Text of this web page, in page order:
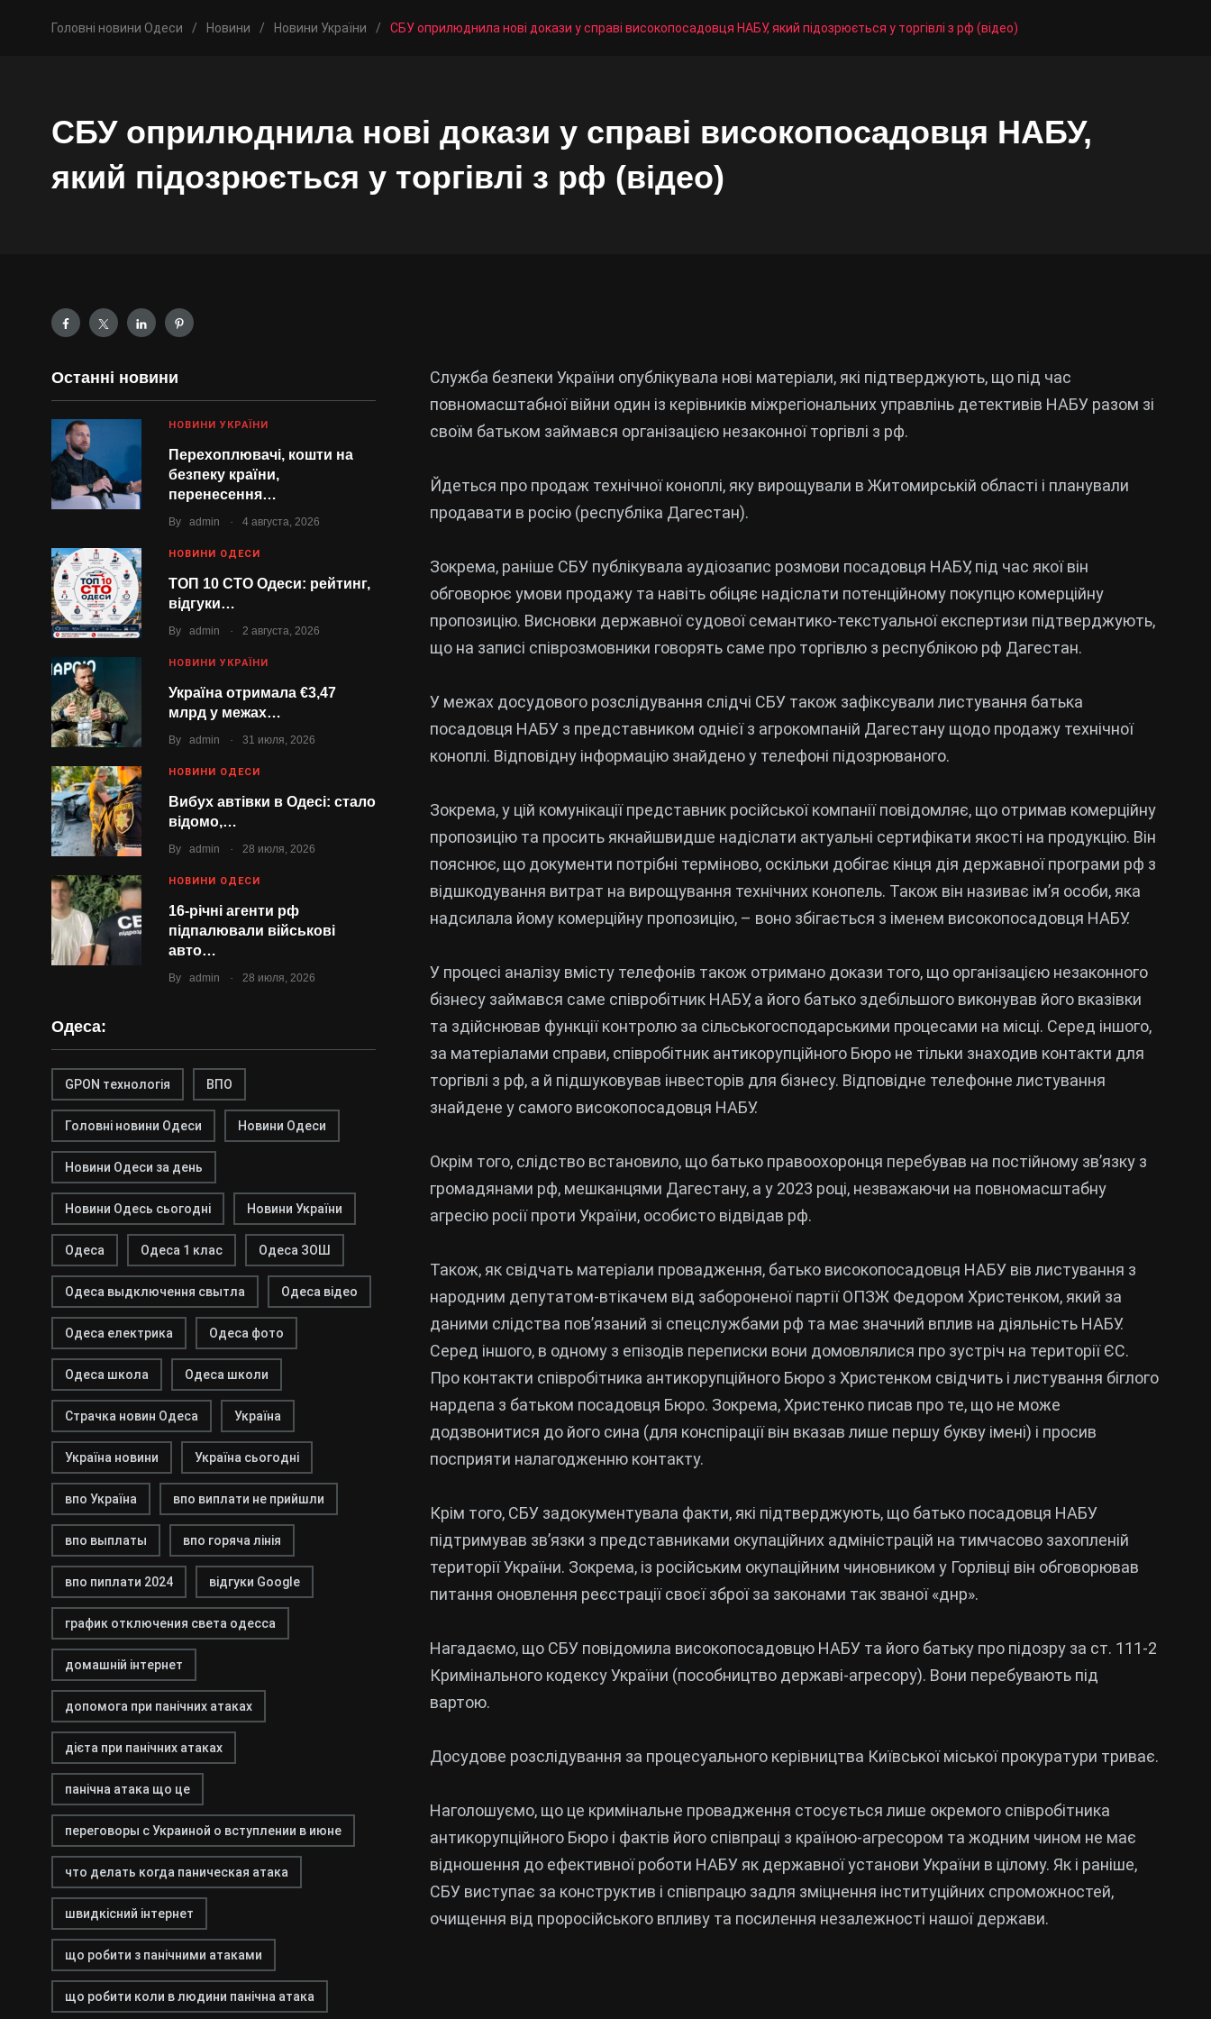
Головні новини Одеси / Новини / Новини України / СБУ оприлюднила нові докази у справі високопосадовця НАБУ, який підозрюється у торгівлі з рф (відео)
СБУ оприлюднила нові докази у справі високопосадовця НАБУ,
який підозрюється у торгівлі з рф (відео)
Останні новини
НОВИНИ УКРАЇНИ
Перехоплювачі, кошти на
безпеку країни,
перенесення…
By admin . 4 августа, 2026
НОВИНИ ОДЕСИ
ТОП 10 СТО Одеси: рейтинг,
відгуки…
By admin . 2 августа, 2026
НОВИНИ УКРАЇНИ
Україна отримала €3,47
млрд у межах…
By admin . 31 июля, 2026
НОВИНИ ОДЕСИ
Вибух автівки в Одесі: стало
відомо,…
By admin . 28 июля, 2026
НОВИНИ ОДЕСИ
16-річні агенти рф
підпалювали військові
авто…
By admin . 28 июля, 2026
Одеса:
GPON технологія ВПО
Головні новини Одеси Новини Одеси
Новини Одеси за день
Новини Одесь сьогодні Новини України
Одеса Одеса 1 клас Одеса ЗОШ
Одеса выдключення свытла Одеса відео
Одеса електрика Одеса фото
Одеса школа Одеса школи
Страчка новин Одеса Україна
Україна новини Україна сьогодні
впо Україна впо виплати не прийшли
впо выплаты впо горяча лінія
впо пиплати 2024 відгуки Google
график отключения света одесса
домашній інтернет
допомога при панічних атаках
дієта при панічних атаках
панічна атака що це
переговоры с Украиной о вступлении в июне
что делать когда паническая атака
швидкісний інтернет
що робити з панічними атаками
що робити коли в людини панічна атака
Служба безпеки України опублікувала нові матеріали, які підтверджують, що під час
повномасштабної війни один із керівників міжрегіональних управлінь детективів НАБУ разом зі
своїм батьком займався організацією незаконної торгівлі з рф.
Йдеться про продаж технічної коноплі, яку вирощували в Житомирській області і планували
продавати в росію (республіка Дагестан).
Зокрема, раніше СБУ публікувала аудіозапис розмови посадовця НАБУ, під час якої він
обговорює умови продажу та навіть обіцяє надіслати потенційному покупцю комерційну
пропозицію. Висновки державної судової семантико-текстуальної експертизи підтверджують,
що на записі співрозмовники говорять саме про торгівлю з республікою рф Дагестан.
У межах досудового розслідування слідчі СБУ також зафіксували листування батька
посадовця НАБУ з представником однієї з агрокомпаній Дагестану щодо продажу технічної
коноплі. Відповідну інформацію знайдено у телефоні підозрюваного.
Зокрема, у цій комунікації представник російської компанії повідомляє, що отримав комерційну
пропозицію та просить якнайшвидше надіслати актуальні сертифікати якості на продукцію. Він
пояснює, що документи потрібні терміново, оскільки добігає кінця дія державної програми рф з
відшкодування витрат на вирощування технічних конопель. Також він називає ім’я особи, яка
надсилала йому комерційну пропозицію, – воно збігається з іменем високопосадовця НАБУ.
У процесі аналізу вмісту телефонів також отримано докази того, що організацією незаконного
бізнесу займався саме співробітник НАБУ, а його батько здебільшого виконував його вказівки
та здійснював функції контролю за сільськогосподарськими процесами на місці. Серед іншого,
за матеріалами справи, співробітник антикорупційного Бюро не тільки знаходив контакти для
торгівлі з рф, а й підшуковував інвесторів для бізнесу. Відповідне телефонне листування
знайдене у самого високопосадовця НАБУ.
Окрім того, слідство встановило, що батько правоохоронця перебував на постійному зв’язку з
громадянами рф, мешканцями Дагестану, а у 2023 році, незважаючи на повномасштабну
агресію росії проти України, особисто відвідав рф.
Також, як свідчать матеріали провадження, батько високопосадовця НАБУ вів листування з
народним депутатом-втікачем від забороненої партії ОПЗЖ Федором Христенком, який за
даними слідства пов’язаний зі спецслужбами рф та має значний вплив на діяльність НАБУ.
Серед іншого, в одному з епізодів переписки вони домовлялися про зустріч на території ЄС.
Про контакти співробітника антикорупційного Бюро з Христенком свідчить і листування біглого
нардепа з батьком посадовця Бюро. Зокрема, Христенко писав про те, що не може
додзвонитися до його сина (для конспірації він вказав лише першу букву імені) і просив
посприяти налагодженню контакту.
Крім того, СБУ задокументувала факти, які підтверджують, що батько посадовця НАБУ
підтримував зв’язки з представниками окупаційних адміністрацій на тимчасово захопленій
території України. Зокрема, із російським окупаційним чиновником у Горлівці він обговорював
питання оновлення реєстрації своєї зброї за законами так званої «днр».
Нагадаємо, що СБУ повідомила високопосадовцю НАБУ та його батьку про підозру за ст. 111-2
Кримінального кодексу України (пособництво державі-агресору). Вони перебувають під
вартою.
Досудове розслідування за процесуального керівництва Київської міської прокуратури триває.
Наголошуємо, що це кримінальне провадження стосується лише окремого співробітника
антикорупційного Бюро і фактів його співпраці з країною-агресором та жодним чином не має
відношення до ефективної роботи НАБУ як державної установи України в цілому. Як і раніше,
СБУ виступає за конструктив і співпрацю задля зміцнення інституційних спроможностей,
очищення від проросійського впливу та посилення незалежності нашої держави.